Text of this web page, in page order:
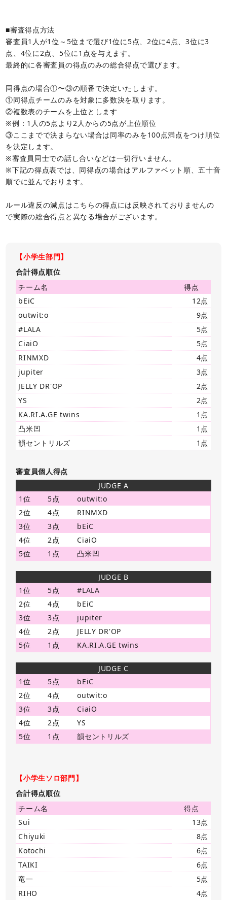
■審査得点方法
審査員1人が1位～5位まで選び1位に5点、2位に4点、3位に3
点、4位に2点、5位に1点を与えます。
最終的に各審査員の得点のみの総合得点で選びます。
同得点の場合①〜③の順番で決定いたします。
①同得点チームのみを対象に多数決を取ります。
②複数表のチームを上位とします
※例：1人の5点より2人からの5点が上位順位
③ここまでで決まらない場合は同率のみを100点満点をつけ順位
を決定します。
※審査員同士での話し合いなどは一切行いません。
※下記の得点表では、同得点の場合はアルファベット順、五十音
順でに並んでおります。
ルール違反の減点はこちらの得点には反映されておりませんの
で実際の総合得点と異なる場合がございます。
【小学生部門】
合計得点順位
チーム名
得点
bEiC
12点
outwit:o
9点
#LALA
5点
CiaiO
5点
RINMXD
4点
jupiter
3点
JELLY DR'OP
2点
YS
2点
KA.RI.A.GE twins
1点
凸米凹
1点
韻セントリルズ
1点
審査員個人得点
JUDGE A
1位
5点
outwit:o
2位
4点
RINMXD
3位
3点
bEiC
4位
2点
CiaiO
5位
1点 凸米凹
JUDGE B
1位
5点
#LALA
2位
4点
bEiC
3位
3点
jupiter
4位
2点
JELLY DR'OP
5位
1点 KA.RI.A.GE twins
JUDGE C
1位
5点
bEiC
2位
4点
outwit:o
3位
3点
CiaiO
4位
2点
YS
5位
1点 韻セントリルズ
【小学生ソロ部門】
合計得点順位
チーム名
得点
Sui
13点
Chiyuki
8点
Kotochi
6点
TAIKI
6点
竜一
5点
RIHO
4点